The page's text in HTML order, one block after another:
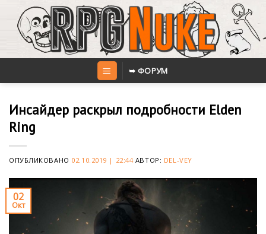
content
➥ ФОРУМ
Инсайдер раскрыл подробности Elden
Ring
ОПУБЛИКОВАНО 02.10.2019 | 22:44АВТОР: DEL-VEY
02
Окт